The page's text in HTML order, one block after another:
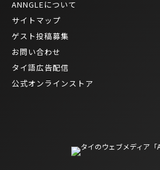
ANNGLEについて
サイトマップ
ゲスト投稿募集
お問い合わせ
タイ語広告配信
公式オンラインストア